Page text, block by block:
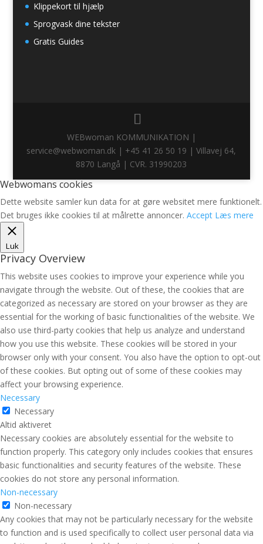
Klippekort til hjælp
Sprogvask dine tekster
Gratis Guides
WEBwoman KOMMUNIKATION |
service@webwoman.dk | +45 41 26 50 19 | Villavej 64,
8870 Langå | CVR. 31990203
Webwomans cookies
Dette website samler kun data for at gøre websitet mere funktionelt.
Det bruges ikke cookies til at målrette annoncer. Accept Læs mere
Luk
Privacy Overview
This website uses cookies to improve your experience while you
navigate through the website. Out of these, the cookies that are
categorized as necessary are stored on your browser as they are
essential for the working of basic functionalities of the website. We
also use third-party cookies that help us analyze and understand
how you use this website. These cookies will be stored in your
browser only with your consent. You also have the option to opt-out
of these cookies. But opting out of some of these cookies may
affect your browsing experience.
Necessary
Necessary
Altid aktiveret
Necessary cookies are absolutely essential for the website to
function properly. This category only includes cookies that ensures
basic functionalities and security features of the website. These
cookies do not store any personal information.
Non-necessary
Non-necessary
Any cookies that may not be particularly necessary for the website
to function and is used specifically to collect user personal data via